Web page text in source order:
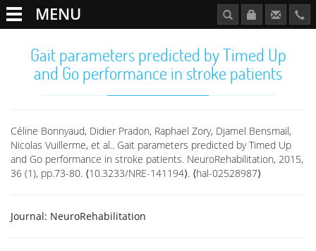
MENU
Gait parameters predicted by Timed Up
and Go performance in stroke patients
Céline Bonnyaud, Didier Pradon, Raphael Zory, Djamel Bensmail,
Nicolas Vuillerme, et al.. Gait parameters predicted by Timed Up
and Go performance in stroke patients. NeuroRehabilitation, 2015,
36 (1), pp.73-80. ⟨10.3233/NRE-141194⟩. ⟨hal-02528987⟩
Journal: NeuroRehabilitation